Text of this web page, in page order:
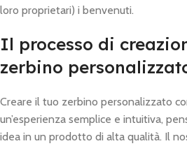
loro proprietari) i benvenuti.
Il processo di
zerbino
Creare il tuo zerbino personalizzato
un’esperienza semplice e intuitiva,
idea in un prodotto di alta qualità. Il